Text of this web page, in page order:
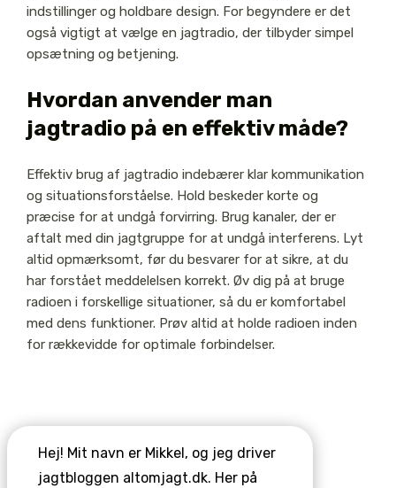
indstillinger og holdbare design. For begyndere er det
også vigtigt at vælge en jagtradio, der tilbyder simpel
opsætning og betjening.
Hvordan anvender man
jagtradio på en effektiv måde?
Effektiv brug af jagtradio indebærer klar kommunikation
og situationsforståelse. Hold beskeder korte og
præcise for at undgå forvirring. Brug kanaler, der er
aftalt med din jagtgruppe for at undgå interferens. Lyt
altid opmærksomt, før du besvarer for at sikre, at du
har forstået meddelelsen korrekt. Øv dig på at bruge
radioen i forskellige situationer, så du er komfortabel
med dens funktioner. Prøv altid at holde radioen inden
for rækkevidde for optimale forbindelser.
Hej! Mit navn er Mikkel, og jeg driver
jagtbloggen altomjagt.dk. Her på